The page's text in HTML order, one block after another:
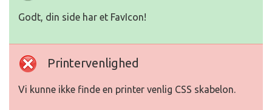
Godt, din side har et FavIcon!
Printervenlighed
Vi kunne ikke finde en printer venlig CSS skabelon.